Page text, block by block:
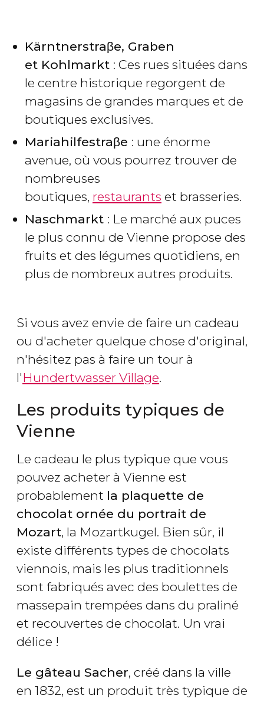
Kärntnerstraβe, Graben
et Kohlmarkt : Ces rues situées dans
le centre historique regorgent de
magasins de grandes marques et de
boutiques exclusives.
Mariahilfestraβe : une énorme
avenue, où vous pourrez trouver de
nombreuses
boutiques, restaurants et brasseries.
Naschmarkt : Le marché aux puces
le plus connu de Vienne propose des
fruits et des légumes quotidiens, en
plus de nombreux autres produits.
Si vous avez envie de faire un cadeau
ou d'acheter quelque chose d'original,
n'hésitez pas à faire un tour à
l'Hundertwasser Village.
Les produits typiques de
Vienne
Le cadeau le plus typique que vous
pouvez acheter à Vienne est
probablement la plaquette de
chocolat ornée du portrait de
Mozart, la Mozartkugel. Bien sûr, il
existe différents types de chocolats
viennois, mais les plus traditionnels
sont fabriqués avec des boulettes de
massepain trempées dans du praliné
et recouvertes de chocolat. Un vrai
délice !
Le gâteau Sacher, créé dans la ville
en 1832, est un produit très typique de